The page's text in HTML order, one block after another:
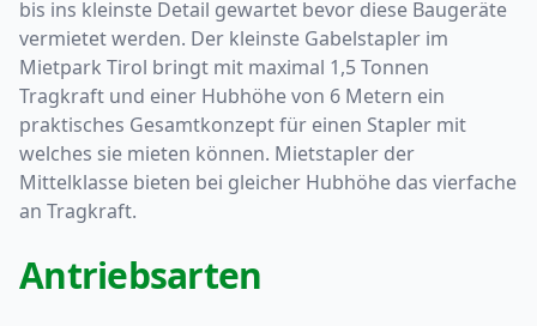
bis ins kleinste Detail gewartet bevor diese Baugeräte
vermietet werden. Der kleinste Gabelstapler im
Mietpark Tirol bringt mit maximal 1,5 Tonnen
Tragkraft und einer Hubhöhe von 6 Metern ein
praktisches Gesamtkonzept für einen Stapler mit
welches sie mieten können. Mietstapler der
Mittelklasse bieten bei gleicher Hubhöhe das vierfache
an Tragkraft.
Antriebsarten